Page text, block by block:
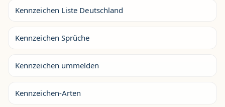
Kennzeichen Liste Deutschland
Kennzeichen Sprüche
Kennzeichen ummelden
Kennzeichen-Arten